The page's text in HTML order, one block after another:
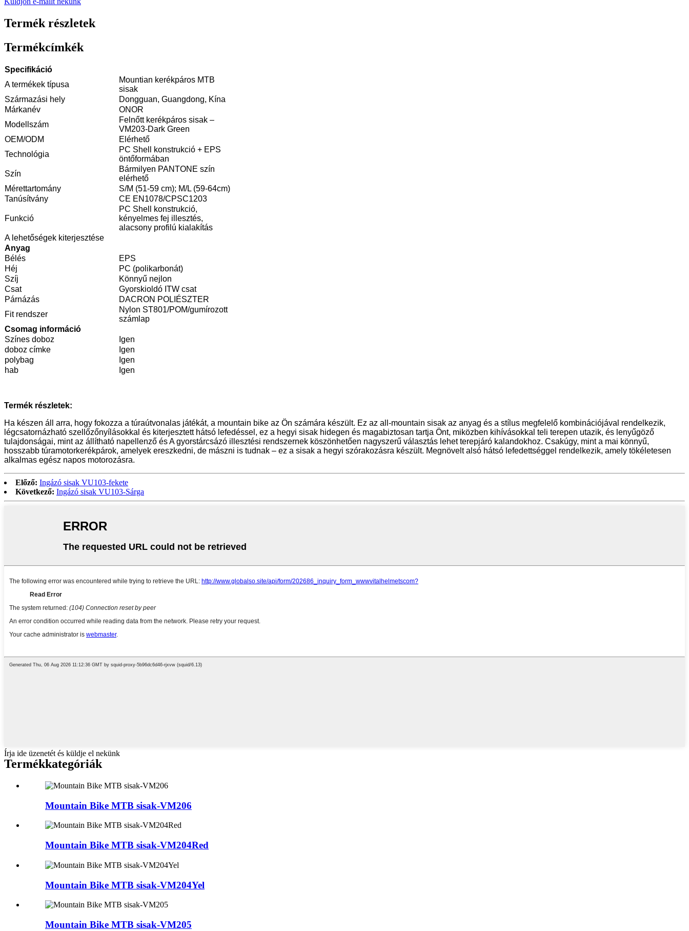
Termék részletek
Termékcímkék
Specifikáció
A termékek típusa
Mountian kerékpáros MTB
sisak
Származási hely
Dongguan, Guangdong, Kína
Márkanév
ONOR
Modellszám
Felnőtt kerékpáros sisak –
VM203-Dark Green
OEM/ODM
Elérhető
Technológia
PC Shell konstrukció + EPS
öntőformában
Szín
Bármilyen PANTONE szín
elérhető
Mérettartomány
S/M (51-59 cm); M/L (59-64cm)
Tanúsítvány
CE EN1078/CPSC1203
Funkció
PC Shell konstrukció,
kényelmes fej illesztés,
alacsony profilú kialakítás
A lehetőségek kiterjesztése
Anyag
Bélés
EPS
Héj
PC (polikarbonát)
Szíj
Könnyű nejlon
Csat
Gyorskioldó ITW csat
Párnázás
DACRON POLIÉSZTER
Fit rendszer
Nylon ST801/POM/gumírozott
számlap
Csomag információ
Színes doboz
Igen
doboz címke
Igen
polybag
Igen
hab
Igen
Termék részletek:
Ha készen áll arra, hogy fokozza a túraútvonalas játékát, a mountain bike az Ön számára készült. Ez az all-mountain sisak az anyag és a stílus megfelelő kombinációjával rendelkezik,
légcsatornázható szellőzőnyílásokkal és kiterjesztett hátsó lefedéssel, ez a hegyi sisak hidegen és magabiztosan tartja Önt, miközben kihívásokkal teli terepen utazik, és lenyűgöző
tulajdonságai, mint az állítható napellenző és A gyorstárcsázó illesztési rendszernek köszönhetően nagyszerű választás lehet terepjáró kalandokhoz. Csakúgy, mint a mai könnyű,
hosszabb túramotorkerékpárok, amelyek ereszkedni, de mászni is tudnak – ez a sisak a hegyi szórakozásra készült. Megnövelt alsó hátsó lefedettséggel rendelkezik, amely tökéletesen
alkalmas egész napos motorozásra.
Előző: Ingázó sisak VU103-fekete
Következő: Ingázó sisak VU103-Sárga
Írja ide üzenetét és küldje el nekünk
Termékkategóriák
Mountain Bike MTB sisak-VM206
Mountain Bike MTB sisak-VM204Red
Mountain Bike MTB sisak-VM204Yel
Mountain Bike MTB sisak-VM205